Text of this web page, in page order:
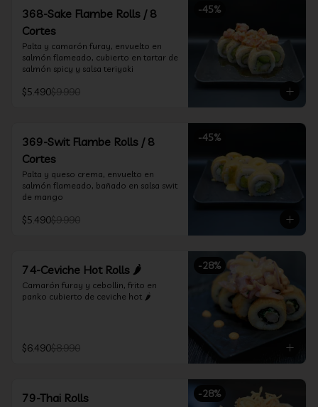
-45%
368-Sake Flambe Rolls / 8
Cortes
Palta y camarón furay, envuelto en
salmón flameado, cubierto en tartar de
salmón spicy y salsa teriyaki
$5.490$9.990
-45%
369-Swit Flambe Rolls / 8
Cortes
Palta y queso crema, envuelto en
salmón flameado, bañado en salsa swit
de mango
$5.490$9.990
-28%
74-Ceviche Hot Rolls 🌶️
Camarón furay y cebollin, frito en
panko cubierto de ceviche hot 🌶️
$6.490$8.990
-28%
79-Thai Rolls